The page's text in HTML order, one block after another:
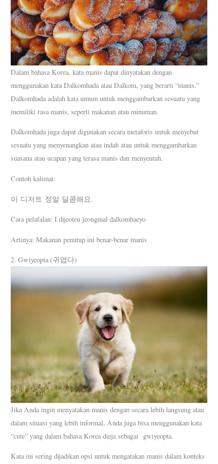
Dalam bahasa Korea, kata manis dapat dinyatakan dengan
menggunakan kata Dalkomhada atau Dalkom, yang berarti “manis.”
Dalkomhada adalah kata umum untuk menggambarkan sesuatu yang
memiliki rasa manis, seperti makanan atau minuman.
Dalkomhada juga dapat digunakan secara metaforis untuk menyebut
sesuatu yang menyenangkan atau indah atau untuk menggambarkan
suasana atau ucapan yang terasa manis dan menyentuh.
Contoh kalimat:
이 디저트 정말 달콤해요.
Cara pelafalan: I dijeoteu jeongmal dalkomhaeyo
Artinya: Makanan penutup ini benar-benar manis
2. Gwiyeopta (귀엽다)
Jika Anda ingin menyatakan manis dengan secara lebih langsung atau
dalam situasi yang lebih informal, Anda juga bisa menggunakan kata
“cute” yang dalam bahasa Korea dieja sebagai gwiyeopta.
Kata ini sering dijadikan opsi untuk mengatakan manis dalam konteks